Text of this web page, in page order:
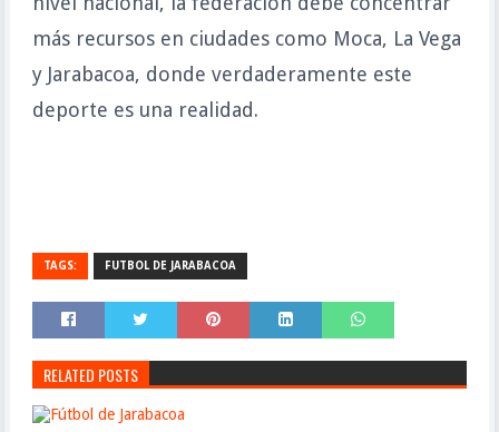
más recursos en ciudades como Moca, La Vega
y Jarabacoa, donde verdaderamente este
deporte es una realidad.
TAGS: FUTBOL DE JARABACOA
RELATED POSTS